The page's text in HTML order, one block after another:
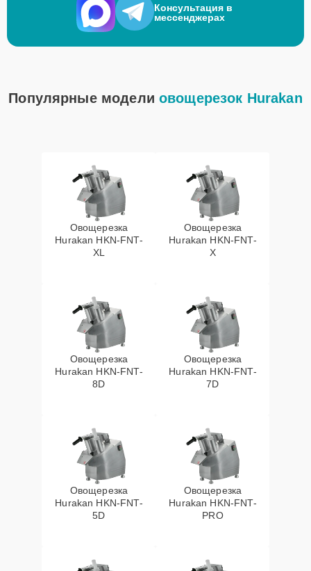
Консультация в
мессенджерах
Популярные модели овощерезок Hurakan
Овощерезка
Hurakan HKN-FNT-
XL
Овощерезка
Hurakan HKN-FNT-
X
Овощерезка
Hurakan HKN-FNT-
8D
Овощерезка
Hurakan HKN-FNT-
7D
Овощерезка
Hurakan HKN-FNT-
5D
Овощерезка
Hurakan HKN-FNT-
PRO